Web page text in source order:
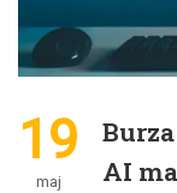
19
maj
AI